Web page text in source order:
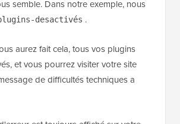
semble. Dans notre exemple, nous
desactivés .
aurez fait cela, tous vos plugins
et vous pourrez visiter votre site
de difficultés techniques a